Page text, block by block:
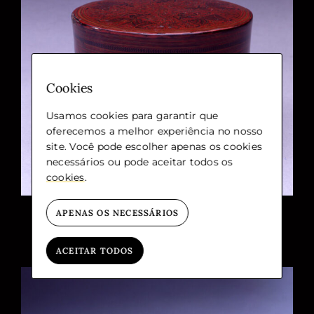
Cookies
Usamos cookies para garantir que
oferecemos a melhor experiência no nosso
site. Você pode escolher apenas os cookies
necessários ou pode aceitar todos os
cookies.
APENAS OS NECESSÁRIOS
ACEITAR TODOS